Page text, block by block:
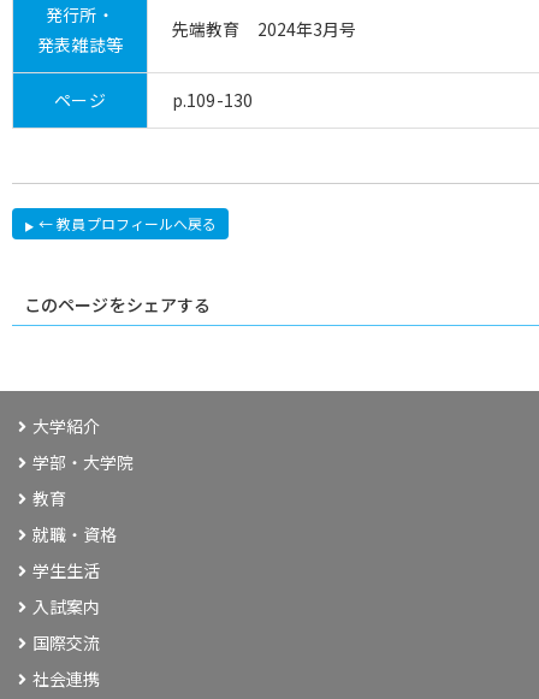
発行所・
発表雑誌等
先端教育 2024年3月号
ページ p.109-130
← 教員プロフィールへ戻る
このページをシェアする
大学紹介
学部・大学院
教育
就職・資格
学生生活
入試案内
国際交流
社会連携